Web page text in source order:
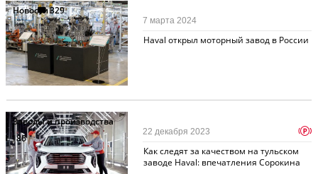
Новости329
Haval открыл моторный завод в России
7 марта 2024
Заводы и производства
186
Как следят за качеством на тульском
заводе Haval: впечатления Сорокина
22 декабря 2023 p